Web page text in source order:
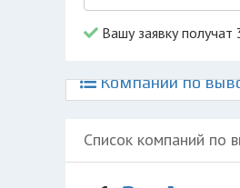
Вашу заявку
Компании по
Список компаний по